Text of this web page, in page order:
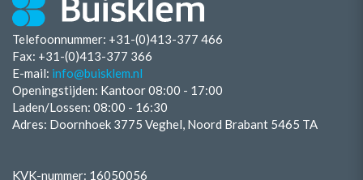
Telefoonnummer: +31-(0)413-377 466
Fax: +31-(0)413-377 366
E-mail: info@buisklem.nl
Openingstijden: Kantoor 08:00 - 17:00
Laden/Lossen: 08:00 - 16:30
Adres: Doornhoek 3775 Veghel, Noord Brabant 5465 TA
KVK-nummer: 16050056